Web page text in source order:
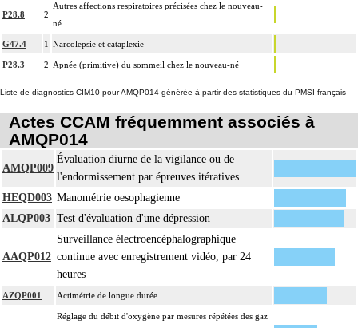
P28.8 2
Autres affections respiratoires précisées chez le nouveau-
né
G47.4 1 Narcolepsie et cataplexie
P28.3 2 Apnée (primitive) du sommeil chez le nouveau-né
Liste de diagnostics CIM10 pour AMQP014 générée à partir des statistiques du PMSI français
Actes CCAM fréquemment associés à
AMQP014
AMQP009
Évaluation diurne de la vigilance ou de
l'endormissement par épreuves itératives
HEQD003 Manométrie oesophagienne
ALQP003 Test d'évaluation d'une dépression
AAQP012
Surveillance électroencéphalographique
continue avec enregistrement vidéo, par 24
heures
AZQP001 Actimétrie de longue durée
Réglage du débit d'oxygène par mesures répétées des gaz